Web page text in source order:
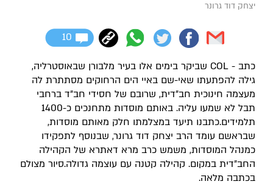
יצחק דוד גרונר
10
כתב - COL שביקר בימים אלו בעיר מלבורן שבאוסטרליה,
גילה להפתעתו שאי-שם באיי הים הרחוקים מסתתרת לה
מעצמה חינוכית חב"דית, שרובם של חסידי חב"ד ברחבי
תבל לא שמעו עליה. באותם מוסדות מתחנכים כ-1400
תלמידים.כתבנו תיעד במצלמתו חלק מאותם מוסדות,
שבראשם עומד הרב יצחק דוד גרונר, שבנוסף לתפקידו
כמנהל המוסדות, משמש כרב מרא דאתרא של הקהילה
החב"דית במקום. קהילה קטנה עם עוצמה גדולה.סיור מצולם
בכתבה מלאה.